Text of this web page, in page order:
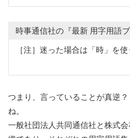
時事通信社の『最新 用字用語ブ
［注］迷った場合は「時」を使
つまり、言っていることが真逆
ね。
一般社団法人共同通信社と株式